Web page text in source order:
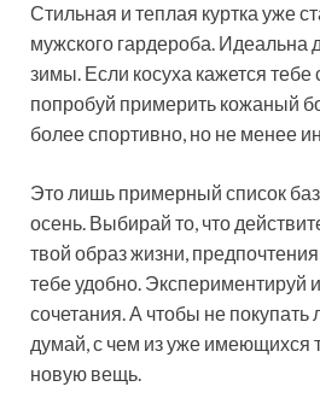
Стильная и теплая куртка уже
мужского гардероба. Идеальна
зимы. Если косуха кажется
попробуй примерить кожаный
более спортивно, но не менее
Это лишь примерный список
осень. Выбирай то, что
твой образ жизни,
тебе удобно. Экспериментируй
сочетания. А чтобы не покупать
думай, с чем из уже имеющихся
новую вещь.